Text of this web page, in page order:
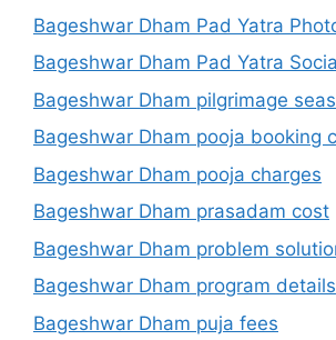
Bageshwar Dham Pad Yatra
Bageshwar Dham Pad Yatra
Bageshwar Dham pilgrimage
Bageshwar Dham pooja booking
Bageshwar Dham pooja charges
Bageshwar Dham prasadam cost
Bageshwar Dham problem
Bageshwar Dham program details
Bageshwar Dham puja fees